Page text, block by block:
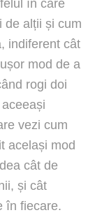
în care
de alții și cum
indiferent cât
mod de a
rogi doi
vezi cum
același mod
cât de
și cât
în fiecare.